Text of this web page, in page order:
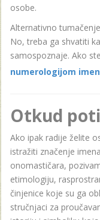
osobe.
Alternativno
No, treba ga shvatiti
samospoznaje. Ako
numerologijom
Otkud
Ako ipak radije želite
istražiti značenje
onomastičara,
etimologiju,
činjenice koje su ga
stručnjaci za